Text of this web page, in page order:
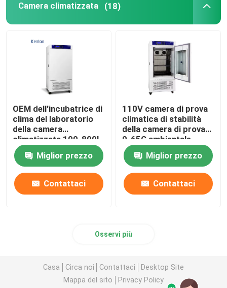
Camera climatizzata (18)
OEM dell'incubatrice di
clima del laboratorio
della camera
climatizzata 100-800L
dell'insetto
Miglior prezzo
Contattaci
110V camera di prova
climatica di stabilità
della camera di prova
0-65C ambientale
Miglior prezzo
Contattaci
Osservi più
Casa Circa noi Contattaci
Desktop Site
Mappa del sito
Privacy Policy